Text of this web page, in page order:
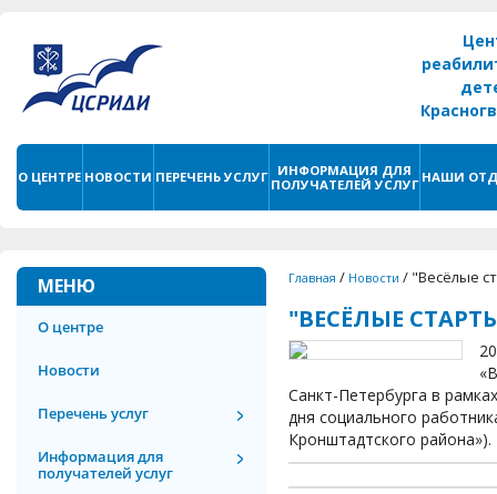
О ЦЕНТРЕ НОВОСТИ ПЕРЕЧЕНЬ УСЛУГ
ИНФОРМАЦИЯ ДЛЯ
ПОЛУЧАТЕЛЕЙ УСЛУГ НАШИ
МЕНЮ
О центре
Новости
Перечень услуг
Информация для
получателей услуг
Главная / Новости / "Весёлые
"ВЕСЁЛЫЕ
Санкт-Петербурга в
дня социального
Кронштадтского